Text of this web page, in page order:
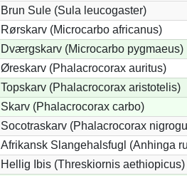
Brun Sule (Sula leucogaster)
Rørskarv (Microcarbo africanus)
Dværgskarv (Microcarbo pygmaeus)
Øreskarv (Phalacrocorax auritus)
Topskarv (Phalacrocorax aristotelis)
Skarv (Phalacrocorax carbo)
Socotraskarv (Phalacrocorax
Afrikansk Slangehalsfugl (Anhinga
Hellig Ibis (Threskiornis aethiopicus)